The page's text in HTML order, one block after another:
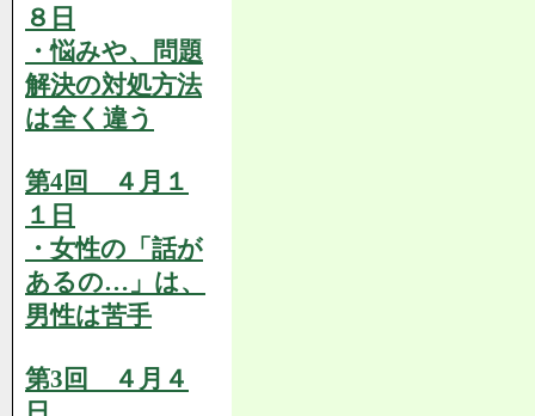
８日
・悩みや、問題
解決の対処方法
は全く違う
第4回 ４月１
１日
・女性の「話が
あるの…」は、
男性は苦手
第3回 ４月４